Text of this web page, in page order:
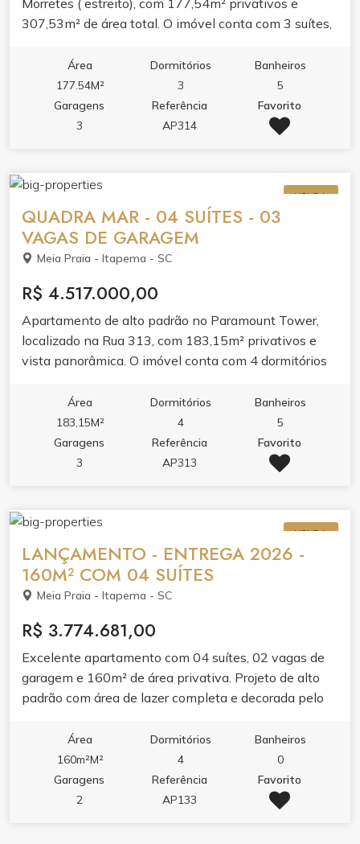
307,53m² de área total. O imóvel conta com 3 suítes,
layout valoriza o conforto com living amplo, banheira
hidromassagem e acabamento pensado para o dia a
dia. Espaço ideal para quem busca morar com
tranquilidade em um dos bairros que mais cresce em
hidromassagem na piscina, sauna, academia, sala de
jogos, salão de festas, bar e espaço gourmet.
Área
177.54M²
Dormitórios
3
Banheiros
5
Garagens
3
Referência
AP314
Favorito
VENDA
QUADRA MAR - 04 SUÍTES - 03
VAGAS DE GARAGEM
Meia Praia - Itapema - SC
R$ 4.517.000,00
Apartamento de alto padrão no Paramount Tower,
localizado na Rua 313, com 183,15m² privativos e
vista panorâmica. O imóvel conta com 4 dormitórios
269,5m² de área total. O apartamento entrega living
amplo com acabamento em gesso, sacada com
churrasqueira e vista panorâmica, integrando lazer e
conforto. Acabamento de qualidade valoriza cada
espaço gourmet, brinquedoteca, playground e hall de
individuais de água, luz e gás garantem praticidade.
Área
183,15M²
Dormitórios
4
Banheiros
5
Garagens
3
Referência
AP313
Favorito
VENDA
LANÇAMENTO - ENTREGA 2026 -
160M² COM 04 SUÍTES
Meia Praia - Itapema - SC
R$ 3.774.681,00
Excelente apartamento com 04 suítes, 02 vagas de
garagem e 160m² de área privativa. Projeto de alto
padrão com área de lazer completa e decorada pelo
espaço e conforto. Entrega jumho de 2026.
Área
160m²M²
Dormitórios
4
Banheiros
0
Garagens
2
Referência
AP133
Favorito